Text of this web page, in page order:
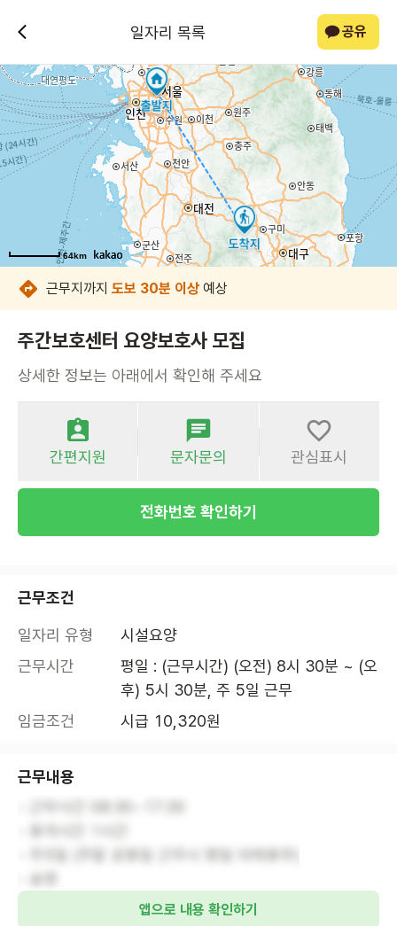
일자리 목록 공유
64km
64km
64km
64km
64km
64km
64km
64km
근무지까지 도보 30분 이상 예상
주간보호센터 요양보호사 모집
상세한 정보는 아래에서 확인해 주세요
간편지원 문자문의 관심표시
전화번호 확인하기
근무조건
일자리 유형
시설요양
근무시간
평일 : (근무시간) (오전) 8시 30분 ~ (오
후) 5시 30분, 주 5일 근무
임금조건
시급 10,320원
근무내용
- 송영
앱으로 내용 확인하기